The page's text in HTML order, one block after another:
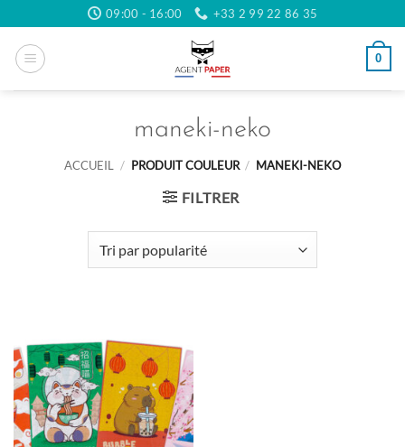
au
contenu
09:00 - 16:00 +33 2 99 22 86 35
0
maneki-neko
ACCUEIL / PRODUIT COULEUR / MANEKI-NEKO
FILTRER